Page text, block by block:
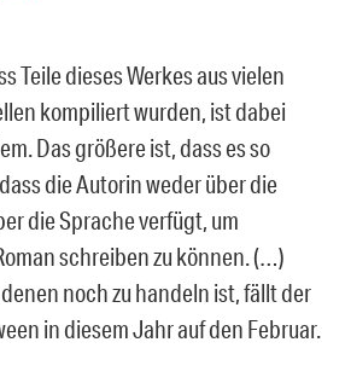
Teile dieses Werkes aus vielen
kompiliert wurden, ist dabei
Das größere ist, dass es so
die Autorin weder über die
die Sprache verfügt, um
schreiben zu können. (…)
noch zu handeln ist, fällt der
in diesem Jahr auf den Februar.